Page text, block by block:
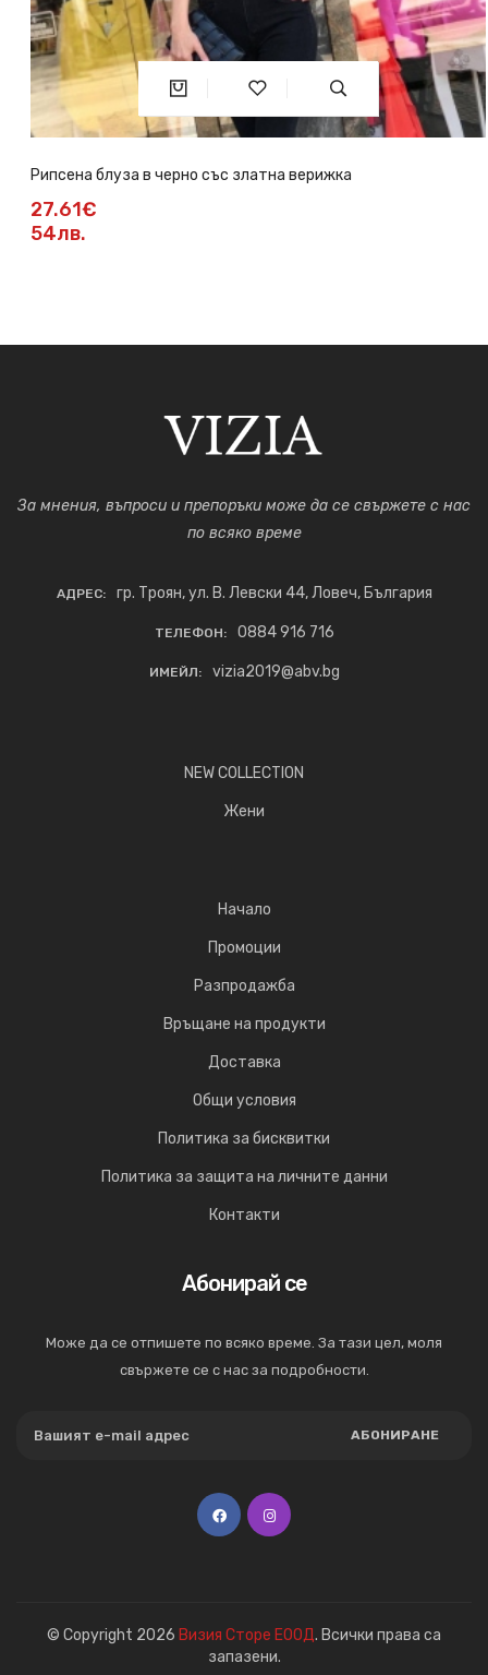
Рипсена блуза в черно със златна верижка
27.61€
54лв.
За мнения, въпроси и препоръки може да се свържете с нас
по всяко време
АДРЕС: гр. Троян, ул. В. Левски 44, Ловеч, България
ТЕЛЕФОН: 0884 916 716
ИМЕЙЛ: vizia2019@abv.bg
NEW COLLECTION
Жени
Начало
Промоции
Разпродажба
Връщане на продукти
Доставка
Общи условия
Политика за бисквитки
Политика за защита на личните данни
Контакти
Абонирай се
Може да се отпишете по всяко време. За тази цел, моля
свържете се с нас за подробности.
АБОНИРАНЕ
© Copyright 2026 Визия Сторе ЕООД. Всички права са
запазени.